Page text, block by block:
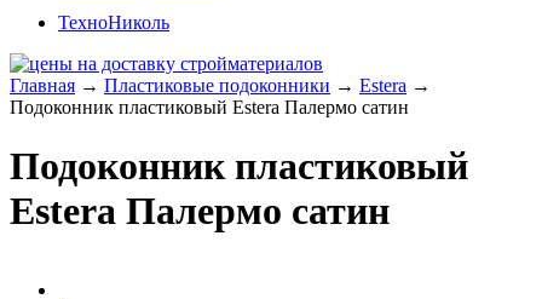
ТехноНиколь
Главная → Пластиковые подоконники → Estera →
Подоконник пластиковый Estera Палермо сатин
Подоконник пластиковый
Estera Палермо сатин